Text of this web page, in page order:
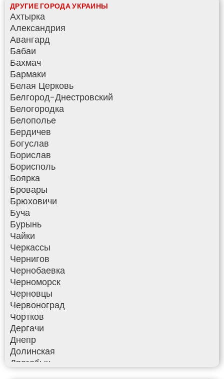
ДРУГИЕ ГОРОДА УКРАИНЫ
Ахтырка
Александрия
Авангард
Бабаи
Бахмач
Бармаки
Белая Церковь
Белгород-Днестровский
Белогородка
Белополье
Бердичев
Богуслав
Борислав
Борисполь
Боярка
Бровары
Брюховичи
Буча
Бурынь
Чайки
Черкассы
Чернигов
Чернобаевка
Черноморск
Черновцы
Червоноград
Чортков
Дергачи
Днепр
Долинская
Дрогобыч